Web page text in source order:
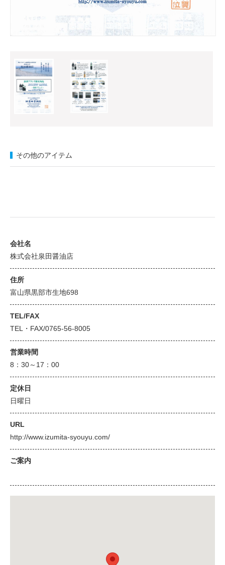
その他のアイテム
会社名
株式会社泉田醤油店
住所
富山県黒部市生地698
TEL/FAX
TEL・FAX/0765-56-8005
営業時間
8：30～17：00
定休日
日曜日
URL
http://www.izumita-syouyu.com/
ご案内